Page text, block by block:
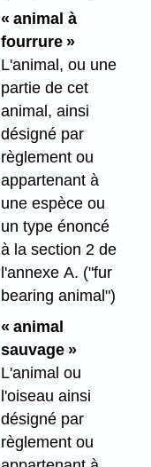
« animal à
fourrure »
L'animal, ou une
partie de cet
animal, ainsi
désigné par
règlement ou
appartenant à
une espèce ou
un type énoncé
à la section 2 de
l'annexe A. ("fur
bearing animal")
« animal
sauvage »
L'animal ou
l'oiseau ainsi
désigné par
règlement ou